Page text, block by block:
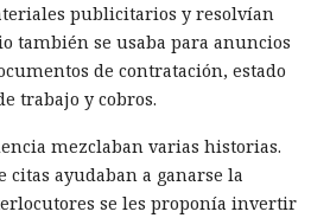
la comodidad para extraer
ser detectados
publicitarios y resolvían
también se usaba para anuncios
de contratación, estado
trabajo y cobros.
mezclaban varias historias.
citas ayudaban a ganarse la
se les proponía invertir